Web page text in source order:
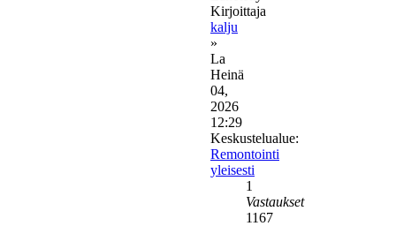
Kirjoittaja
kalju
»
La
Heinä
04,
2026
12:29
Keskustelualue:
Remontointi
yleisesti
1
Vastaukset
1167